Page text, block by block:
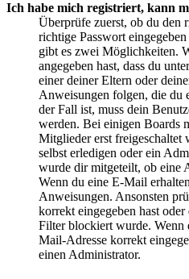
Ich habe mich registriert, kann
Überprüfe zuerst, ob du den
richtige Passwort
gibt es zwei Möglichkeiten.
angegeben hast, dass du
einer deiner Eltern oder
Anweisungen folgen, die du
der Fall ist, muss dein
werden. Bei einigen Boards
Mitglieder erst freigeschaltet
selbst erledigen oder ein
wurde dir mitgeteilt, ob eine
Wenn du eine E-Mail
Anweisungen. Ansonsten
korrekt eingegeben hast
Filter blockiert wurde. Wenn
Mail-Adresse korrekt
einen Administrator.